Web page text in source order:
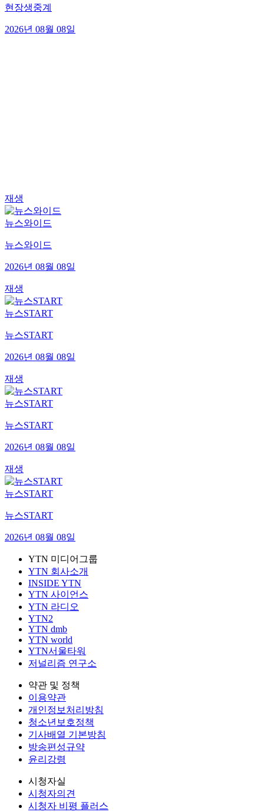
현장생중계
2026년 08월 08일
재생
뉴스와이드
뉴스와이드
2026년 08월 08일
재생
뉴스START
뉴스START
2026년 08월 08일
재생
뉴스START
뉴스START
2026년 08월 08일
재생
뉴스START
뉴스START
2026년 08월 08일
YTN 미디어그룹
YTN 회사소개
INSIDE YTN
YTN 사이언스
YTN 라디오
YTN2
YTN dmb
YTN world
YTN서울타워
저널리즘 연구소
약관 및 정책
이용약관
개인정보처리방침
청소년보호정책
기사배열 기본방침
방송편성규약
윤리강령
시청자실
시청자의견
시청자 비평 플러스